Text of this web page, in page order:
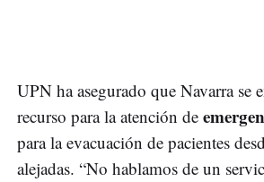
UPN ha asegurado que Navarra se
recurso para la atención de
para la evacuación de pacientes
alejadas. “No hablamos de un